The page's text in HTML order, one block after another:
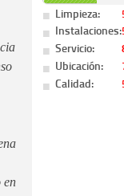
en
Limpieza:
Instalaciones:
Servicio:
Ubicación:
Calidad: